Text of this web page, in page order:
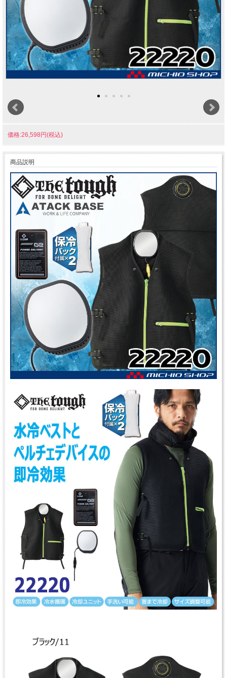
価格:26,598円(税込)
商品説明